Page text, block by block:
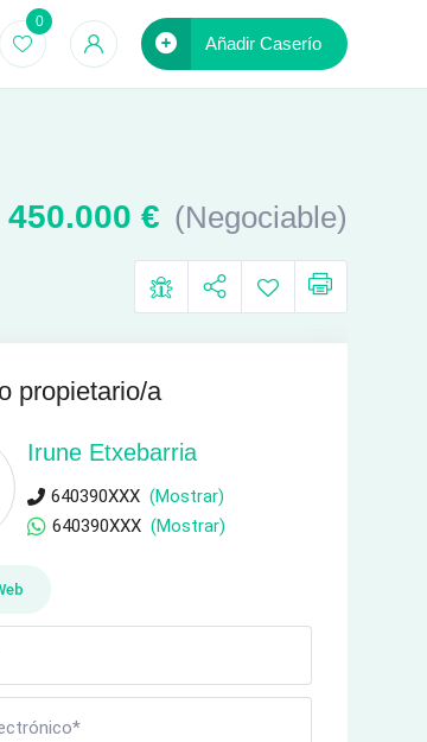
0
Añadir Caserío
450.000 € (Negociable)
propietario/a
Irune Etxebarria
640390XXX (Mostrar)
640390XXX (Mostrar)